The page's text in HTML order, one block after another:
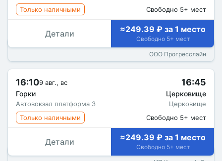
Только наличными
Свободно 5+ мест
Детали ≈249.39 ₽ за 1 место
Свободно 5+ мест
ООО Прогресслайн
16:109 авг., вс
Горки
Автовокзал платформа 3
16:45
Церковище
Церковище
Только наличными
Свободно 5+ мест
Детали ≈249.39 ₽ за 1 место
Свободно 5+ мест